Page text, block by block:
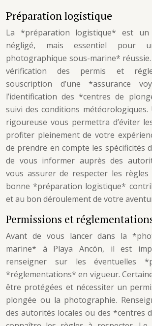
Préparation logistique
La *préparation logistique* est un
négligé, mais essentiel pour
photographique sous-marine*
vérification des permis et
souscription d’une *assurance
l’identification des *centres de
suivi des conditions météorologiques.
rigoureuse vous permettra d’éviter
profiter pleinement de votre
de prendre en compte les spécificités
de vous informer auprès des
vous assurer de respecter les
bonne *préparation logistique*
et au bon déroulement de votre
Permissions et
Avant de vous lancer dans la
marine* à Playa Ancón, il est
renseigner sur les éventuelles
*réglementations* en vigueur.
être protégées et nécessiter un
plongée ou la photographie.
des autorités locales ou des *centres